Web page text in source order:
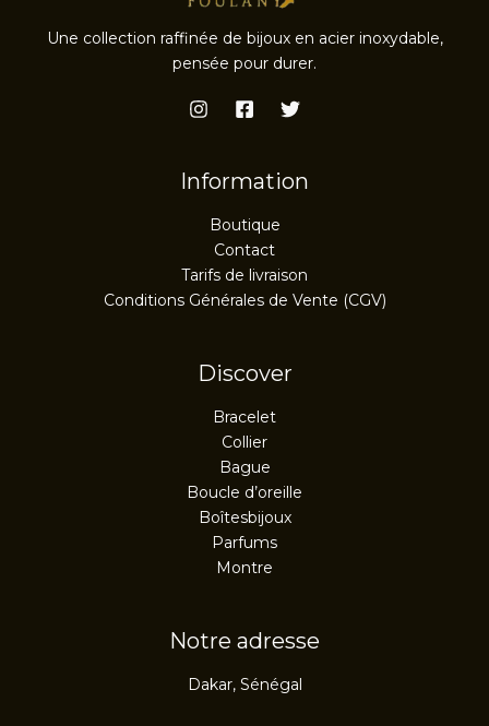
Une collection raffinée de bijoux en acier inoxydable,
pensée pour durer.
Information
Boutique
Contact
Tarifs de livraison
Conditions Générales de Vente (CGV)
Discover
Bracelet
Collier
Bague
Boucle d’oreille
Boîtesbijoux
Parfums
Montre
Notre adresse
Dakar, Sénégal